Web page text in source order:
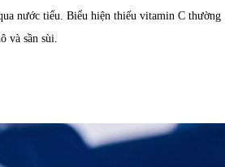
nước tiểu. Biểu hiện thiếu vitamin C thường
và sần sùi.